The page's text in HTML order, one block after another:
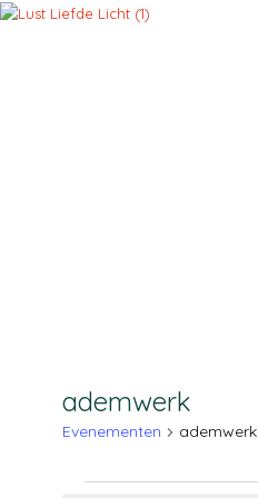
ademwerk
Evenementen ademwerk